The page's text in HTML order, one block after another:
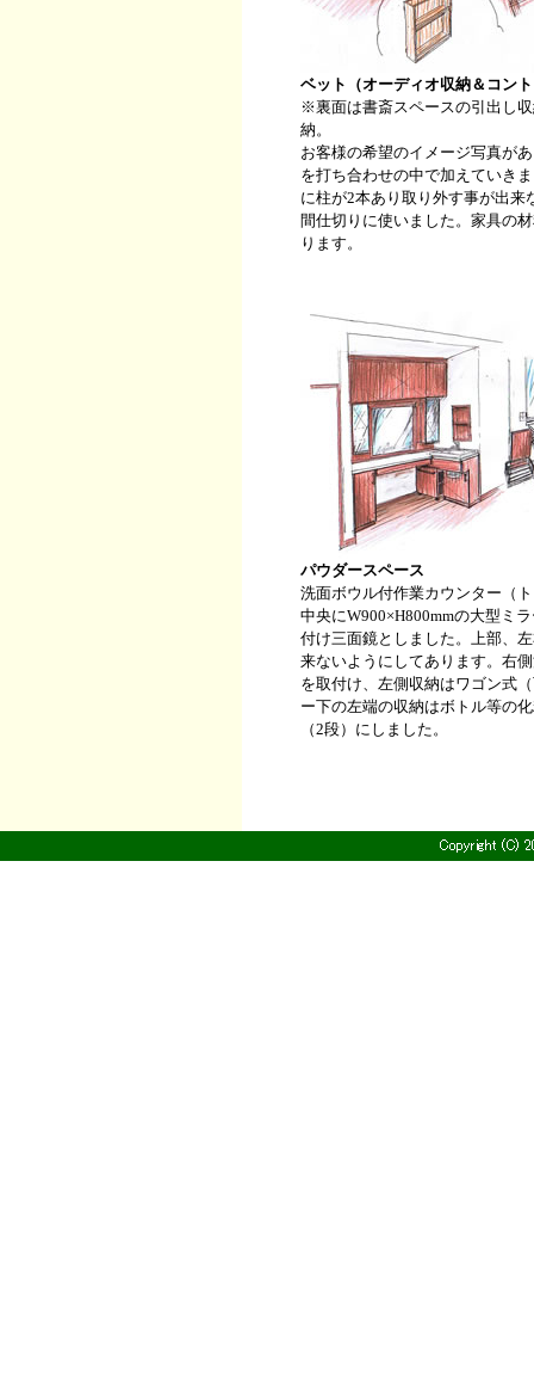
ベット（オーディオ収納＆コン
※裏面は書斎スペースの引出し
納。
お客様の希望のイメージ写真が
を打ち合わせの中で加えていき
に柱が2本あり取り外す事が出
間仕切りに使いました。家具の
ります。
パウダースペース
洗面ボウル付作業カウンター（
中央にW900×H800mmの大型ミ
付け三面鏡としました。上部、
来ないようにしてあります。右
を取付け、左側収納はワゴン式
ー下の左端の収納はボトル等の
（2段）にしました。